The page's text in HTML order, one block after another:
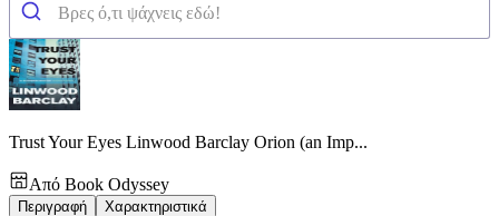
Trust Your Eyes Linwood Barclay Orion (an Imp...
Από Book Odyssey
Περιγραφή Χαρακτηριστικά